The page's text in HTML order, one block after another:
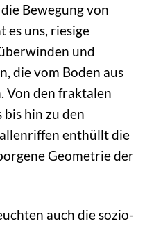
Bewegung von
es uns, riesige
und
die vom Boden aus
Von den fraktalen
hin zu den
enthüllt die
Geometrie der
auch die sozio-